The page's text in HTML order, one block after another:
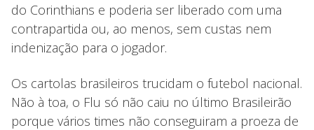
do Corinthians e poderia ser liberado com uma
contrapartida ou, ao menos, sem custas nem
indenização para o jogador.
Os cartolas brasileiros trucidam o futebol nacional.
Não à toa, o Flu só não caiu no último Brasileirão
porque vários times não conseguiram a proeza de